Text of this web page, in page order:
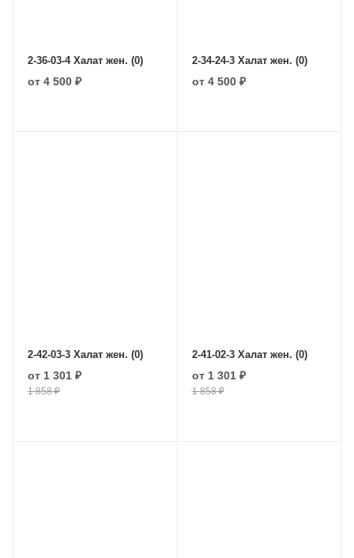
2-36-03-4 Халат жен. (0)
от 4 500 ₽
2-34-24-3 Халат жен. (0)
от 4 500 ₽
2-42-03-3 Халат жен. (0)
от 1 301 ₽
1 858 ₽
2-41-02-3 Халат жен. (0)
от 1 301 ₽
1 858 ₽